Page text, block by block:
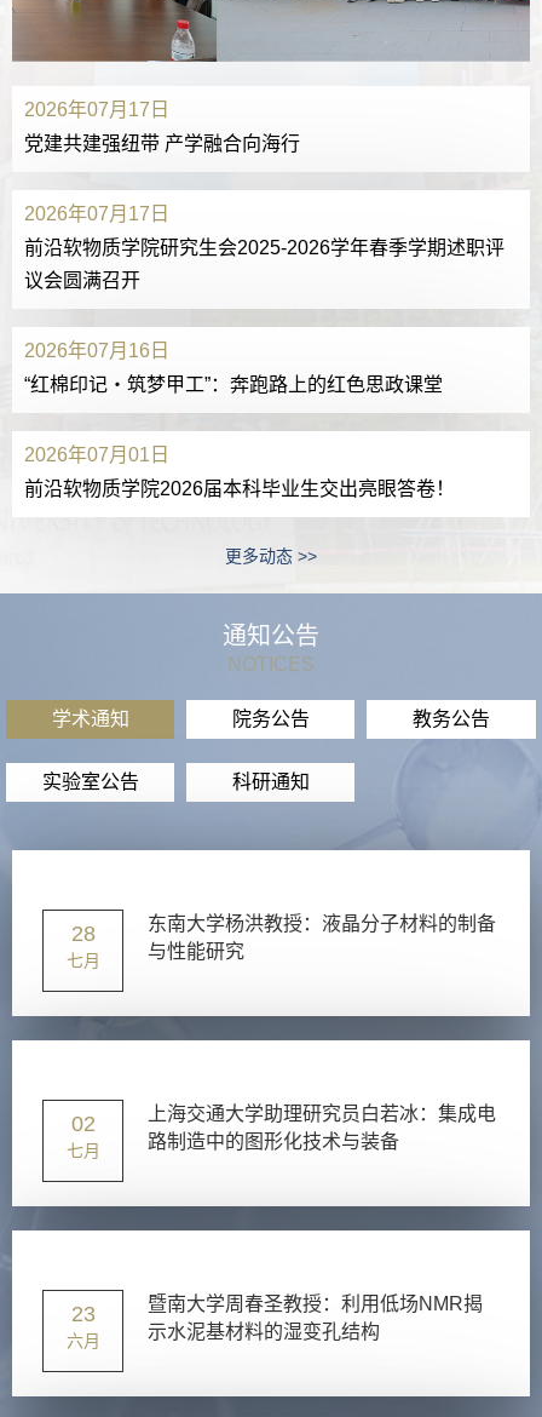
2026年07月17日
党建共建强纽带 产学融合向海行
2026年07月17日
前沿软物质学院研究生会2025-2026学年春季学期述职评
议会圆满召开
2026年07月16日
“红棉印记・筑梦甲工”：奔跑路上的红色思政课堂
2026年07月01日
前沿软物质学院2026届本科毕业生交出亮眼答卷！
更多动态 >>
通知公告
NOTICES
学术通知 院务公告 教务公告
实验室公告 科研通知
28
七月
东南大学杨洪教授：液晶分子材料的制备
与性能研究
02
七月
上海交通大学助理研究员白若冰：集成电
路制造中的图形化技术与装备
23
六月
暨南大学周春圣教授：利用低场NMR揭
示水泥基材料的湿变孔结构